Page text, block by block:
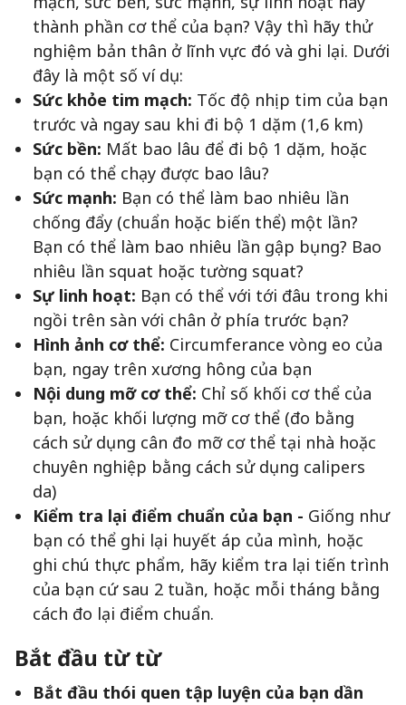
thành phần cơ thể của bạn? Vậy thì hãy thử
nghiệm bản thân ở lĩnh vực đó và ghi lại. Dưới
đây là một số ví dụ:
Sức khỏe tim mạch: Tốc độ nhịp tim của bạn
trước và ngay sau khi đi bộ 1 dặm (1,6 km)
Sức bền: Mất bao lâu để đi bộ 1 dặm, hoặc
bạn có thể chạy được bao lâu?
Sức mạnh: Bạn có thể làm bao nhiêu lần
chống đẩy (chuẩn hoặc biến thể) một lần?
Bạn có thể làm bao nhiêu lần gập bụng? Bao
nhiêu lần squat hoặc tường squat?
Sự linh hoạt: Bạn có thể với tới đâu trong khi
ngồi trên sàn với chân ở phía trước bạn?
Hình ảnh cơ thể: Circumferance vòng eo của
bạn, ngay trên xương hông của bạn
Nội dung mỡ cơ thể: Chỉ số khối cơ thể của
bạn, hoặc khối lượng mỡ cơ thể (đo bằng
cách sử dụng cân đo mỡ cơ thể tại nhà hoặc
chuyên nghiệp bằng cách sử dụng calipers
da)
Kiểm tra lại điểm chuẩn của bạn - Giống như
bạn có thể ghi lại huyết áp của mình, hoặc
ghi chú thực phẩm, hãy kiểm tra lại tiến trình
của bạn cứ sau 2 tuần, hoặc mỗi tháng bằng
cách đo lại điểm chuẩn.
Bắt đầu từ từ
Bắt đầu thói quen tập luyện của bạn dần